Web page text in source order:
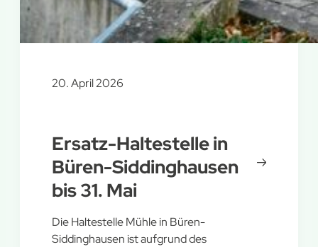
20. April 2026
Ersatz-Haltestelle in
Büren-Siddinghausen
bis 31. Mai
Die Haltestelle Mühle in Büren-
Siddinghausen ist aufgrund des